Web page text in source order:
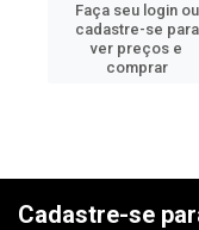
Faça seu login ou
cadastre-se para
ver preços e
comprar
Cadastre-se